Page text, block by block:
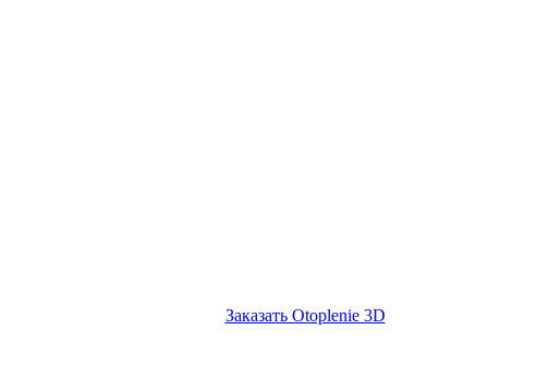
Заказать Otoplenie 3D